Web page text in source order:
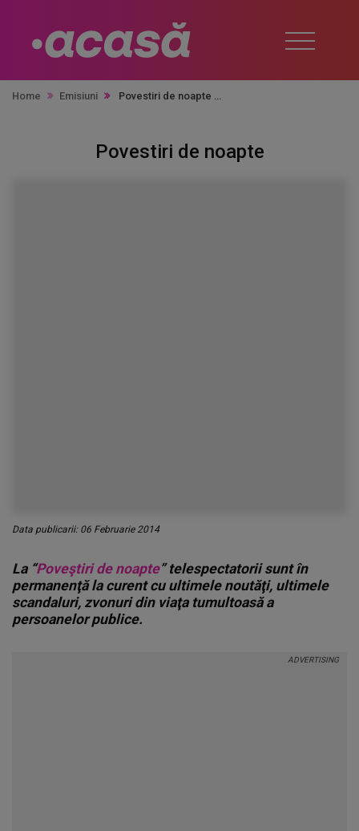
Home Emisiuni Povestiri de noapte
Povestiri de noapte
Data publicarii: 06 Februarie 2014
La “Poveştiri de noapte” telespectatorii sunt în
permanenţă la curent cu ultimele noutăţi, ultimele
scandaluri, zvonuri din viaţa tumultoasă a
persoanelor publice.